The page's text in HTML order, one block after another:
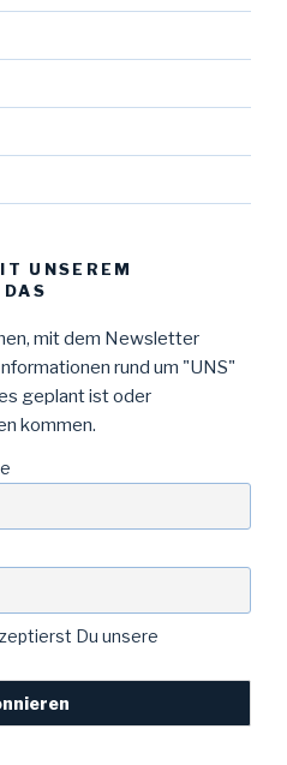
UNSEREM
mit dem Newsletter
rund um "UNS"
geplant ist oder
kommen.
Du unsere